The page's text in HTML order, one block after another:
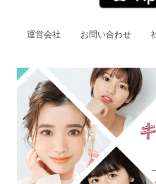
運営会社 お問い合わせ